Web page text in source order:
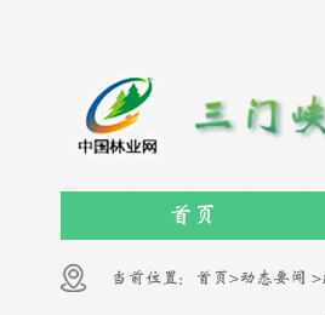
首页
当前位置： 首页>动态要闻 >